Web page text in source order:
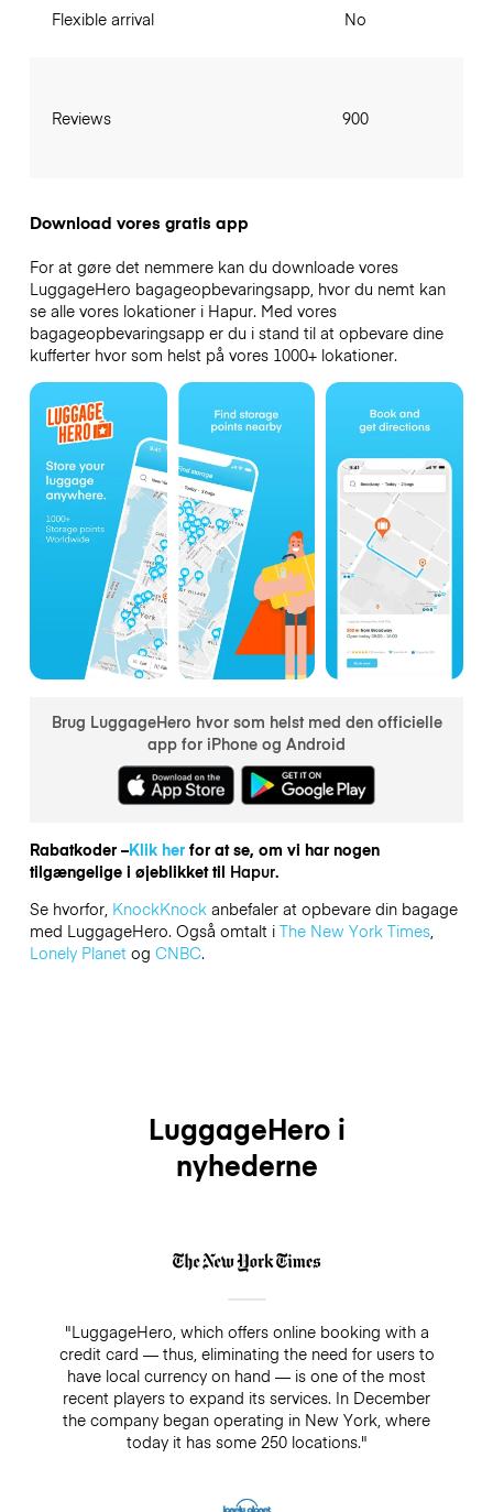
Flexible arrival
Reviews
No
900
Download vores gratis app
For at gøre det nemmere kan du downloade vores
LuggageHero bagageopbevaringsapp, hvor du nemt kan
se alle vores lokationer i Hapur. Med vores
bagageopbevaringsapp er du i stand til at opbevare dine
kufferter hvor som helst på vores 1000+ lokationer.
Brug LuggageHero hvor som helst med den officielle
app for iPhone og Android
Rabatkoder –Klik herfor at se, om vi har nogen
tilgængelige i øjeblikket til Hapur.
Se hvorfor, KnockKnockanbefaler at opbevare din bagage
med LuggageHero. Også omtalt i The New York Times,
Lonely Planetog CNBC.
LuggageHero i
nyhederne
"LuggageHero, which offers online booking with a
credit card — thus, eliminating the need for users to
have local currency on hand — is one of the most
recent players to expand its services. In December
the company began operating in New York, where
today it has some 250 locations."